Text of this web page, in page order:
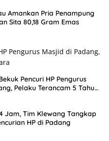
Amankan Pria Penampung
Sita 80,18 Gram Emas
Pencuri HP Pengurus
Pelaku Terancam 5 Tahun
Jam, Tim Klewang Tangkap
HP di Padang